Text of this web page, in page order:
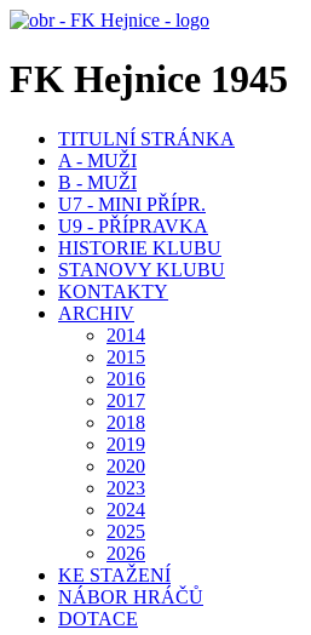
FK Hejnice 1945
TITULNÍ STRÁNKA
A - MUŽI
B - MUŽI
U7 - MINI PŘÍPR.
U9 - PŘÍPRAVKA
HISTORIE KLUBU
STANOVY KLUBU
KONTAKTY
ARCHIV
2014
2015
2016
2017
2018
2019
2020
2023
2024
2025
2026
KE STAŽENÍ
NÁBOR HRÁČŮ
DOTACE